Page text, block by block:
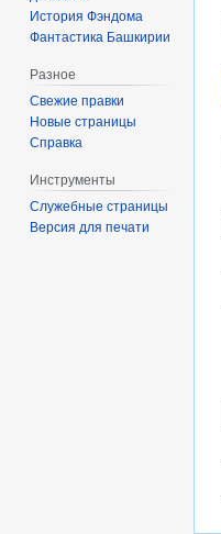
История Фэндома
Фантастика Башкирии
Разное
Свежие правки
Новые страницы
Справка
Инструменты
Служебные страницы
Версия для печати